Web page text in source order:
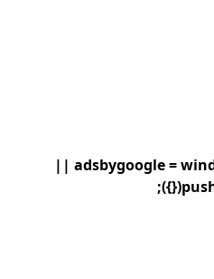
(adsbygoogle = window.adsbygoogle ||